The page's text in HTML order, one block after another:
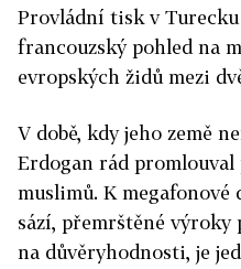
Provládní tisk v
francouzský pohled na
evropských židů mezi
V době, kdy jeho země
Erdogan rád promlouval
muslimů. K
sází, přemrštěné
na důvěryhodnosti, je